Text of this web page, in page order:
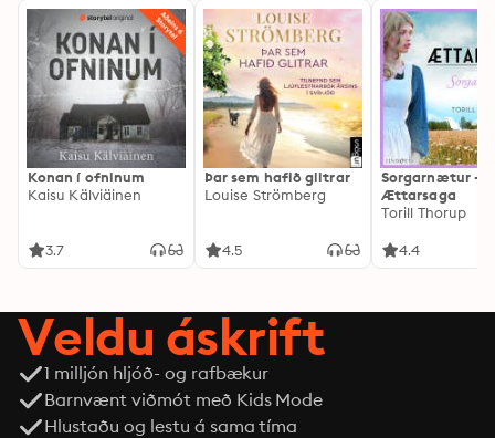
Konan í ofninum
Kaisu Kälviäinen
3.7
Þar sem hafið glitrar
Louise Strömberg
4.5
Sorgarnætur -
Ættarsaga
Torill Thorup
4.4
Veldu áskrift
1 milljón hljóð- og rafbækur
Barnvænt viðmót með Kids Mode
Hlustaðu og lestu á sama tíma